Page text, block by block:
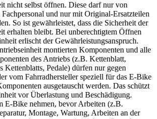
nicht selbst öffnen. Diese darf nur von
und nur mit Original-Ersatzteilen
So ist gewährleistet, dass die Sicherheit der
erhalten bleibt. Bei unberechtigtem Öffnen
erlischt der Gewährleistungsanspruch.
montierten Komponenten und alle
des Antriebs (z.B. Kettenblatt,
Kettenblatts, Pedale) dürfen nur gegen
vom Fahrradhersteller speziell für das E-Bike
ausgetauscht werden. Das schützt
vor Überlastung und Beschädigung.
E-Bike nehmen, bevor Arbeiten (z.B.
Montage, Wartung, Arbeiten an der